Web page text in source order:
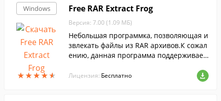
Windows
★★★★★
★★★★★
Free RAR Extract Frog
Версия: 7.00 (1.09 МБ)
Небольшая программка, позволяющая и
звлекать файлы из RAR архивов.К сожал
ению, данная программа поддерживает
а и удобна в использовании.
Лицензия: Бесплатно